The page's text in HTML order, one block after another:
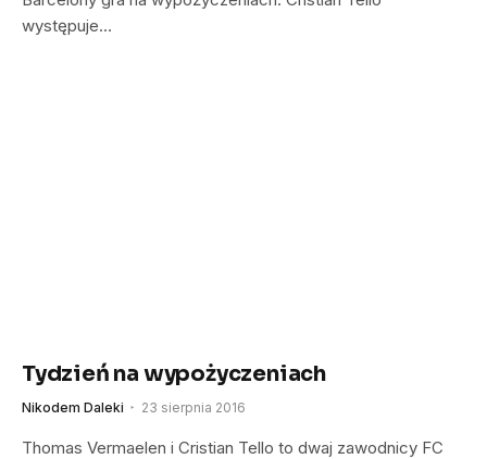
występuje…
Tydzień na wypożyczeniach
Nikodem Daleki 23 sierpnia 2016
Thomas Vermaelen i Cristian Tello to dwaj zawodnicy FC